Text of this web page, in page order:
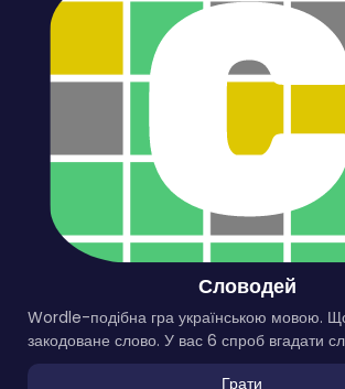
Словодей
Wordle-подібна гра українською мовою.
закодоване слово. У вас 6 спроб вгадати
Грати